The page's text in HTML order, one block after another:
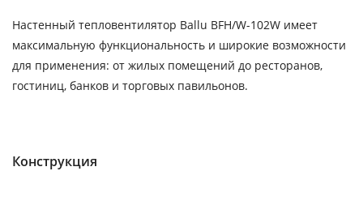
Настенный тепловентилятор Ballu BFH/W-102W имеет
максимальную функциональность и широкие возможности
для применения: от жилых помещений до ресторанов,
гостиниц, банков и торговых павильонов.
Конструкция